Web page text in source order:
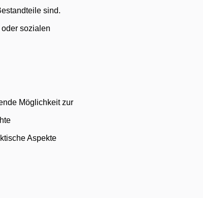
sind.
sozialen
Möglichkeit zur
Aspekte